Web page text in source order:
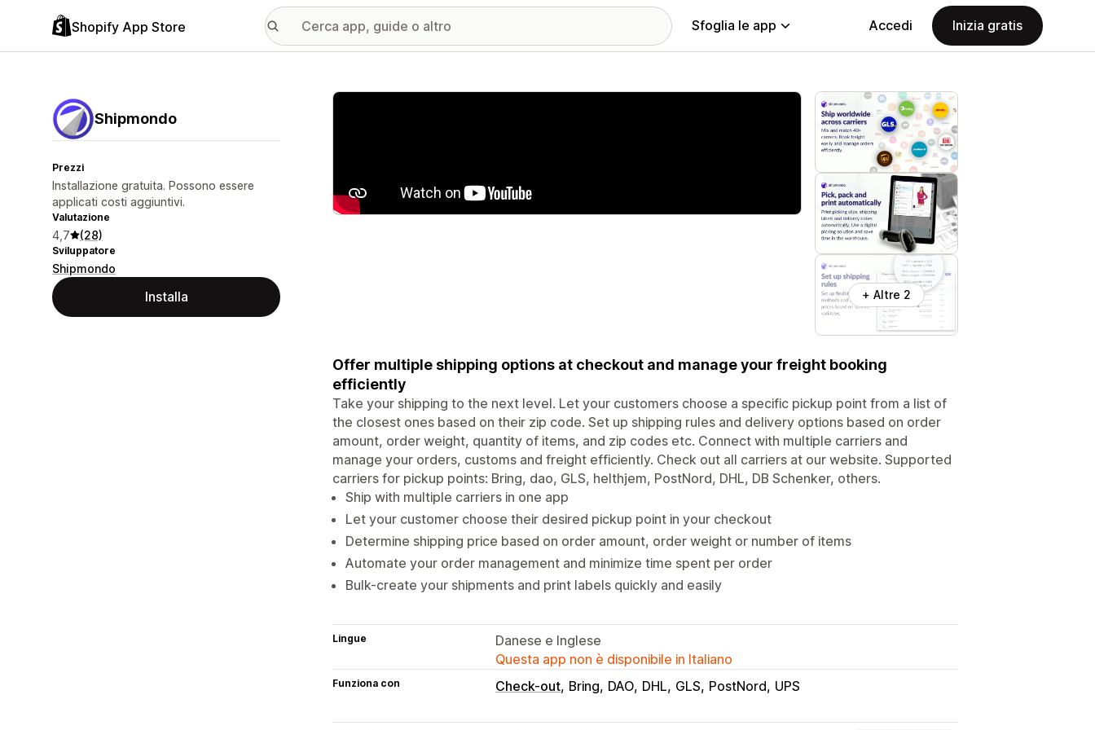
Shopify App Store Sfoglia le app Accedi Inizia gratis
Shipmondo
Prezzi
Installazione gratuita. Possono essere
applicati costi aggiuntivi.
Valutazione
4,7 (28)
Sviluppatore
Shipmondo
Installa
Galleria immagini in evidenza
+ Altre 2
Offer multiple shipping options at checkout and manage your freight booking
efficiently
Take your shipping to the next level. Let your customers choose a specific pick­up point from a list of
the closest ones based on their zip code. Set up shipping rules and delivery options based on order
amount, order weight, quantity of items, and zip codes etc. Connect with multiple carriers and
manage your orders, customs and freight efficiently. Check out all carriers at our website. Supported
carriers for pickup points: Bring, dao, GLS, helthjem, PostNord, DHL, DB Schenker, others.
Ship with multiple carriers in one app
Let your customer choose their desired pickup point in your checkout
Determine shipping price based on order amount, order weight or number of items
Automate your order management and minimize time spent per order
Bulk-create your shipments and print labels quickly and easily
Lingue
Danese e Inglese
Questa app non è disponibile in Italiano
Funziona con Check-out Bring DAO DHL GLS PostNord UPS